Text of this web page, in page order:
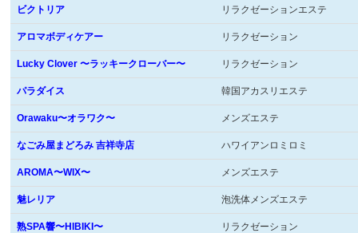
ビクトリア リラクゼーションエステ
アロマボディケアー リラクゼーション
Lucky Clover 〜ラッキークローバー〜 リラクゼーション
パラダイス 韓国アカスリエステ
Orawaku〜オラワク〜 メンズエステ
なごみ屋まどろみ 吉祥寺店 ハワイアンロミロミ
AROMA〜WIX〜 メンズエステ
魅レリア 泡洗体メンズエステ
熟SPA響〜HIBIKI〜 リラクゼーション